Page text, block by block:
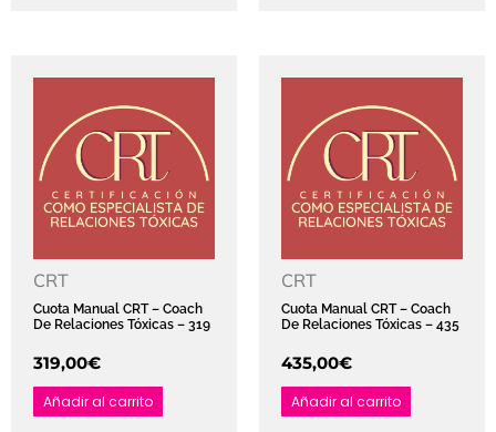
CRT
Cuota Manual CRT – Coach
De Relaciones Tóxicas – 319
319,00€
Añadir al carrito
CRT
Cuota Manual CRT – Coach
De Relaciones Tóxicas – 435
435,00€
Añadir al carrito